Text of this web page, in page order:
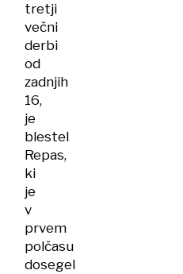
tretji
večni
derbi
od
zadnjih
16,
je
blestel
Repas,
ki
je
v
prvem
polčasu
dosegel